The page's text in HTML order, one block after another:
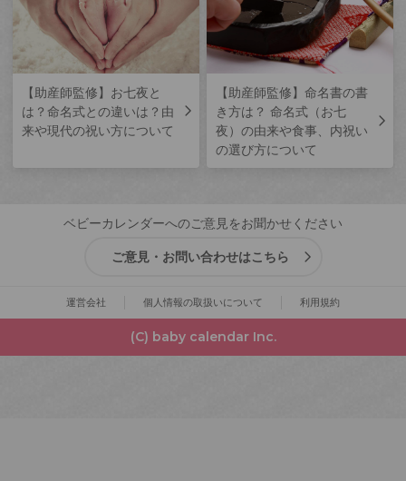
【助産師監修】お七夜と
は？命名式との違いは？由
来や現代の祝い方について
【助産師監修】命名書の書
き方は？ 命名式（お七
夜）の由来や食事、内祝い
の選び方について
ベビーカレンダーへのご意見をお聞かせください
ご意見・お問い合わせはこちら
運営会社 個人情報の取扱いについて 利用規約
(C) baby calendar Inc.